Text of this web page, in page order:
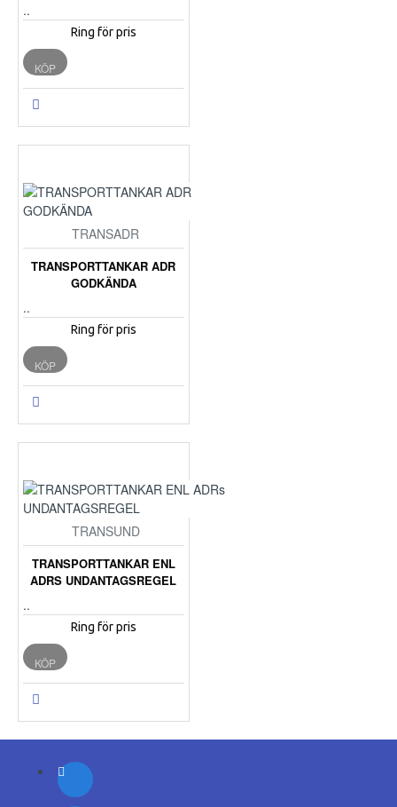
..
Ring för pris
KÖP
TRANSADR
TRANSPORTTANKAR ADR
GODKÄNDA
..
Ring för pris
KÖP
TRANSUND
TRANSPORTTANKAR ENL
ADRS UNDANTAGSREGEL
..
Ring för pris
KÖP